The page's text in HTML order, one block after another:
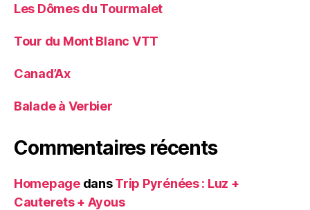
Les Dômes du Tourmalet
Tour du Mont Blanc VTT
Canad’Ax
Balade à Verbier
Commentaires récents
HomepagedansTrip Pyrénées : Luz +
Cauterets + Ayous